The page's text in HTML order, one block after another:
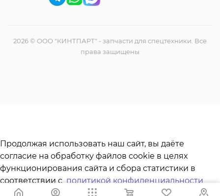
2026 © ООО "КИНТПАРТ" - запчасти для спецтехники. Все
права защищены
Продолжая использовать наш сайт, вы даёте
согласие на обработку файлов cookie в целях
функционирования сайта и сбора статистики в
соответствии сполитикой конфиденциальности